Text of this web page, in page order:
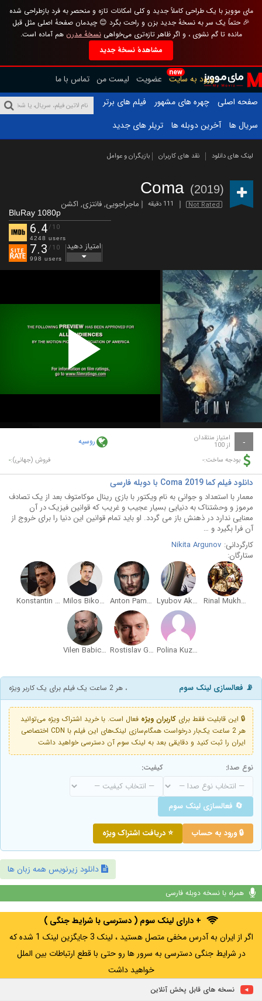
مای موویز با یک طراحی کاملاً جدید و کلی امکانات تازه و منحصر به فرد بازطراحی شده
🎉 حتماً یک سر به نسخهٔ جدید بزن و راحت بگرد 😊 چیدمان صفحهٔ اصلی مثل قبل
مانده تا گم نشوی ، و اگر ظاهر تازه‌تری می‌خواهینسخهٔ مدرن هم آماده است.
مشاهدهٔ نسخهٔ جدید
new
ورود به سایت عضویت لیست من تماس با ما
صفحه اصلی
چهره های مشهور
فیلم های برتر
سریال ها
آخرین دوبله ها تریلر های جدید
لینک های دانلود نقد های کاربران بازیگران و عوامل
Coma (2019)
Not Rated 111 دقیقه ماجراجویی,فانتزی, اکشن
BluRay 1080p
6.4/10
4248 users
7.3 /10
998 users
امتیاز دهید
Play
Video
- امتیاز منتقدان
از 100 روسیه
بودجه ساخت:- فروش (جهانی):-
دانلود فیلم کما Coma 2019 با دوبله فارسی
معمار با استعداد و جوانی به نام ویکتور با بازی رینال موکامتوف بعد از یک تصادف
مرموز و وحشتناک به دنیایی بسیار عجیب و غریب که قوانین فیزیک در آن
معنایی ندارد در ذهنش باز می گردد. او باید تمام قوانین این دنیا را برای خروج از
آن فرا بگیرد و …
کارگردانی: Nikita Argunov
ستارگان:
Rinal Mukhametov
Lyubov Aksyonova
Anton Pampushnyy
Milos Bikovic
Konstantin Lavronenko
Polina Kuzminskaya
Rostislav Gulbis
Vilen Babichev
📡 فعالسازی لینک سوم ، هر 2 ساعت یک فیلم برای یک کاربر ویژه
🔒 این قابلیت فقط برای کاربران ویژه فعال است. با خرید اشتراک ویژه می‌توانید
هر 2 ساعت یک‌بار درخواست همگام‌سازی لینک‌های این فیلم با CDN اختصاصی
ایران را ثبت کنید و دقایقی بعد به لینک سوم آن دسترسی خواهید داشت
نوع صدا: کیفیت:
🔄 فعالسازی لینک سوم
🔒 ورود به حساب ⭐ دریافت اشتراک ویژه
دانلود زیرنویس همه زبان ها
همراه با نسخه دوبله فارسی
+ دارای لینک سوم ( دسترسی با شرایط جنگی )
اگر از ایران به آدرس مخفی متصل هستید ، لینک 3 جایگزین لینک 1 شده که
در شرایط جنگی دسترسی به سرور ها رو حتی با قطع ارتباطات بین الملل
خواهید داشت
نسخه های قابل پخش آنلاین